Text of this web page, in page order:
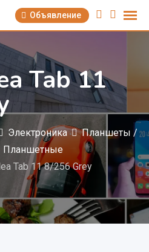
Объявление
Tab 11
Электроника
Планшеты /
Планшетные
Tab 11 8/256 Grey